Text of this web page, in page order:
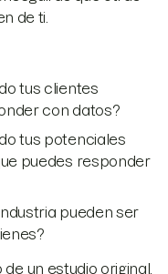
de ti.
tus clientes
con datos?
tus potenciales
puedes responder
pueden ser
un estudio original.